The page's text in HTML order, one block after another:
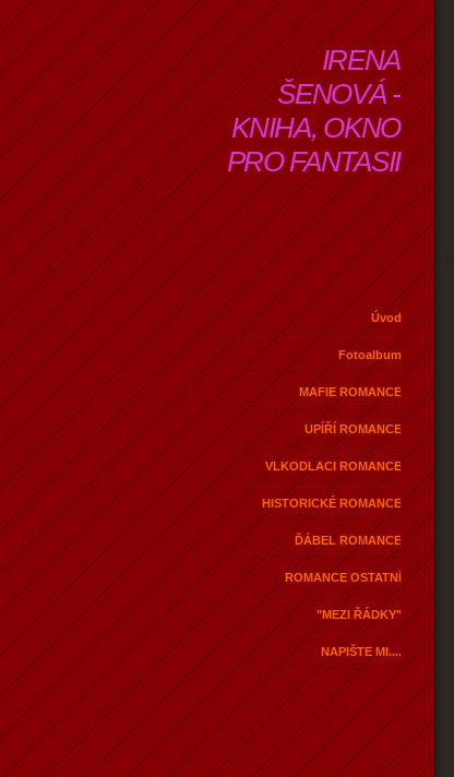
IRENA
ŠENOVÁ -
KNIHA, OKNO
PRO FANTASII
Úvod
Fotoalbum
MAFIE ROMANCE
UPÍŘÍ ROMANCE
VLKODLACI ROMANCE
HISTORICKÉ ROMANCE
ĎÁBEL ROMANCE
ROMANCE OSTATNÍ
"MEZI ŘÁDKY"
NAPIŠTE MI....